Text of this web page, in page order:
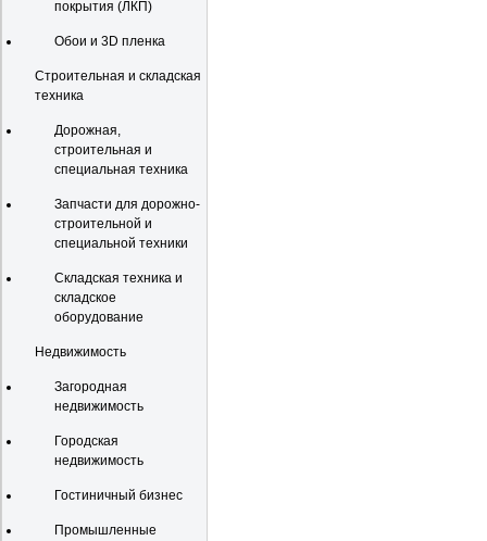
покрытия (ЛКП)
Обои и 3D пленка
Строительная и складская
техника
Дорожная,
строительная и
специальная техника
Запчасти для дорожно-
строительной и
специальной техники
Складская техника и
складское
оборудование
Недвижимость
Загородная
недвижимость
Городская
недвижимость
Гостиничный бизнес
Промышленные